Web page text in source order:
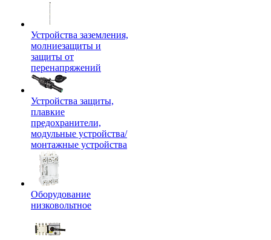
Устройства заземления,
молниезащиты и
защиты от
перенапряжений
Устройства защиты,
плавкие
предохранители,
модульные устройства/
монтажные устройства
Оборудование
низковольтное